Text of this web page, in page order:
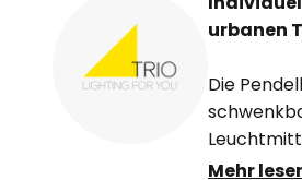
urbanen
Die
Lampe
Mehr